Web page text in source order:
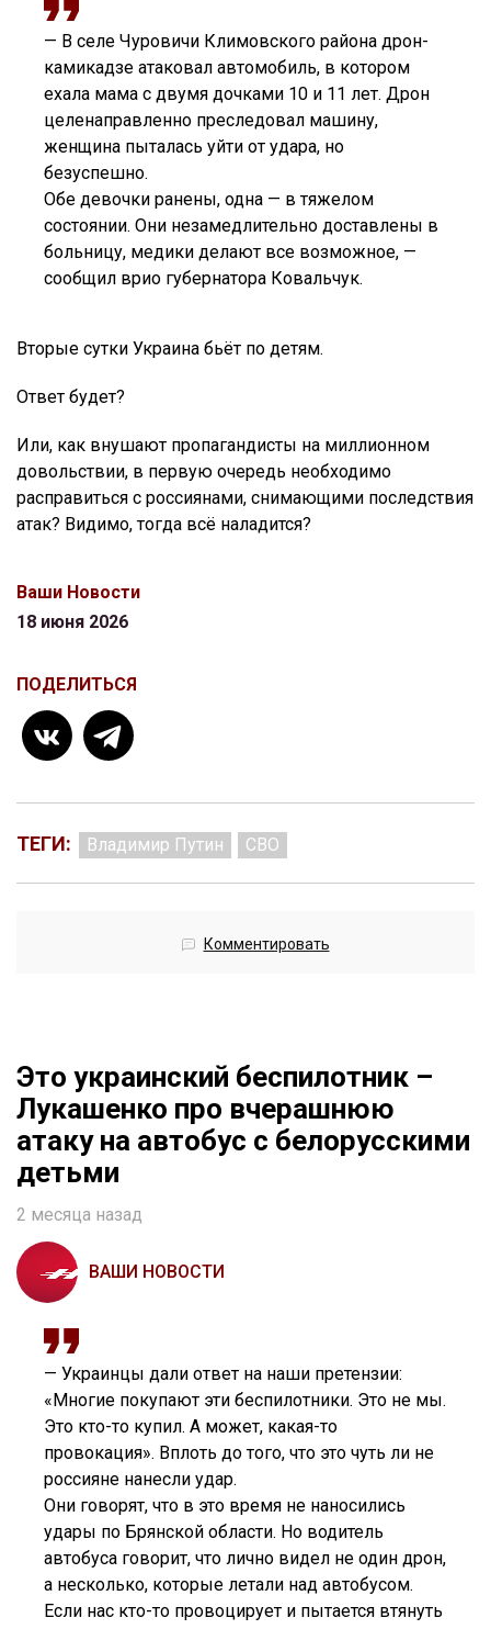
— В селе Чуровичи Климовского района дрон-
камикадзе атаковал автомобиль, в котором
ехала мама с двумя дочками 10 и 11 лет. Дрон
целенаправленно преследовал машину,
женщина пыталась уйти от удара, но
безуспешно.
Обе девочки ранены, одна — в тяжелом
состоянии. Они незамедлительно доставлены в
больницу, медики делают все возможное, —
сообщил врио губернатора Ковальчук.
Вторые сутки Украина бьёт по детям.
Ответ будет?
Или, как внушают пропагандисты на миллионном
довольствии, в первую очередь необходимо
расправиться с россиянами, снимающими последствия
атак? Видимо, тогда всё наладится?
Ваши Новости
18 июня 2026
ПОДЕЛИТЬСЯ
ТЕГИ: Владимир Путин СВО
Комментировать
Это украинский беспилотник –
Лукашенко про вчерашнюю
атаку на автобус с белорусскими
детьми
2 месяца назад
ВАШИ НОВОСТИ
— Украинцы дали ответ на наши претензии:
«Многие покупают эти беспилотники. Это не мы.
Это кто-то купил. А может, какая-то
провокация». Вплоть до того, что это чуть ли не
россияне нанесли удар.
Они говорят, что в это время не наносились
удары по Брянской области. Но водитель
автобуса говорит, что лично видел не один дрон,
а несколько, которые летали над автобусом.
Если нас кто-то провоцирует и пытается втянуть